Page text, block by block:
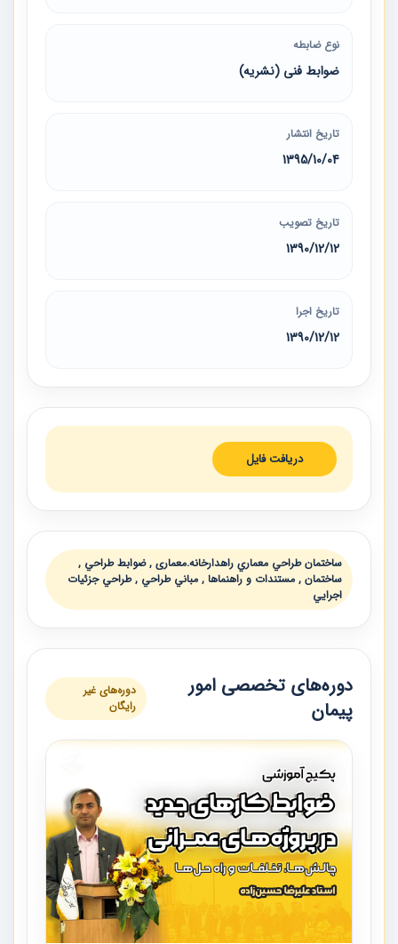
نوع ضابطه
ضوابط فنی (نشریه)
تاریخ انتشار
1395/10/04
تاریخ تصویب
1390/12/12
تاریخ اجرا
1390/12/12
دریافت فایل
ساختمان طراحي معماري راهدارخانه.معماری , ضوابط طراحي ,
ساختمان , مستندات و راهنماها , مباني طراحي , طراحي جزئيات
اجرايي
دوره‌های تخصصی امور
پیمان
دوره‌های غیر
رایگان